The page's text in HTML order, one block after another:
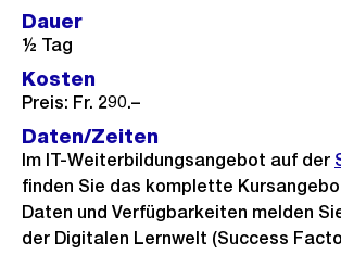
Dauer
½ Tag
Kosten
Preis: Fr. 290.–
Daten/Zeiten
Im IT-Weiterbildungsangebot auf der
finden Sie das komplette
Daten und Verfügbarkeiten melden
der Digitalen Lernwelt (Success